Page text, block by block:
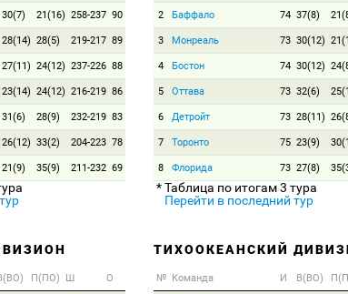
30(7) 21(16) 258-237 90
28(14) 28(5) 219-217 89
27(11) 24(12) 237-226 88
23(14) 24(12) 216-219 86
31(6) 28(9) 232-219 83
26(12) 33(2) 204-223 78
21(9) 35(9) 211-232 69
2 Баффало 74 37(8)
3 Монреаль 73 30(12)
4 Бостон 74 30(12)
5 Оттава 73 32(6)
6 Детройт 73 28(11)
7 Торонто 75 23(9)
8 Флорида 73 27(8)
* Таблица по итогам 3 тура
Перейти в последний тур
П(ПО) Ш О
ТИХООКЕАНСКИЙ
№ Команда И В(ВО)